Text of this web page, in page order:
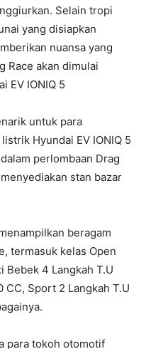
Selain tropi
yang disiapkan
nuansa yang
Race akan dimulai
EV IONIQ 5
untuk para
Hyundai EV IONIQ 5
perlombaan Drag
stan bazar
beragam
termasuk kelas Open
4 Langkah T.U
CC, Sport 2 Langkah T.U
para tokoh otomotif